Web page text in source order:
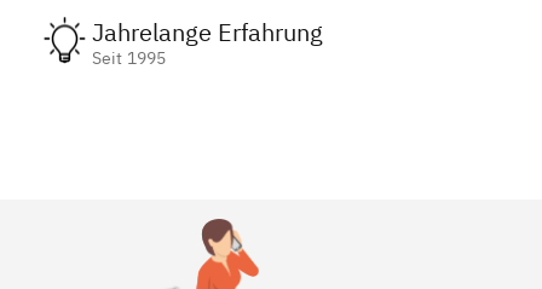
Jahrelange Erfahrung
Seit 1995